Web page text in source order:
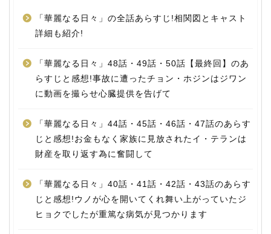
「華麗なる日々」の全話あらすじ!相関図とキャスト
詳細も紹介!
「華麗なる日々」48話・49話・50話【最終回】のあ
らすじと感想!事故に遭ったチョン・ホジンはジワン
に動画を撮らせ心臓提供を告げて
「華麗なる日々」44話・45話・46話・47話のあらす
じと感想!お金もなく家族に見放されたイ・テランは
財産を取り返す為に奮闘して
「華麗なる日々」40話・41話・42話・43話のあらす
じと感想!ウノが心を開いてくれ舞い上がっていたジ
ヒョクでしたが重篤な病気が見つかります